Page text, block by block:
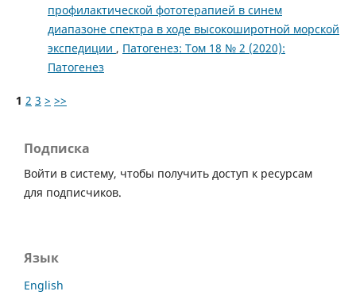
профилактической фототерапией в синем
диапазоне спектра в ходе высокоширотной морской
экспедиции , Патогенез: Том 18 № 2 (2020):
Патогенез
1 2 3 > >>
Подписка
Войти в систему, чтобы получить доступ к ресурсам
для подписчиков.
Язык
English